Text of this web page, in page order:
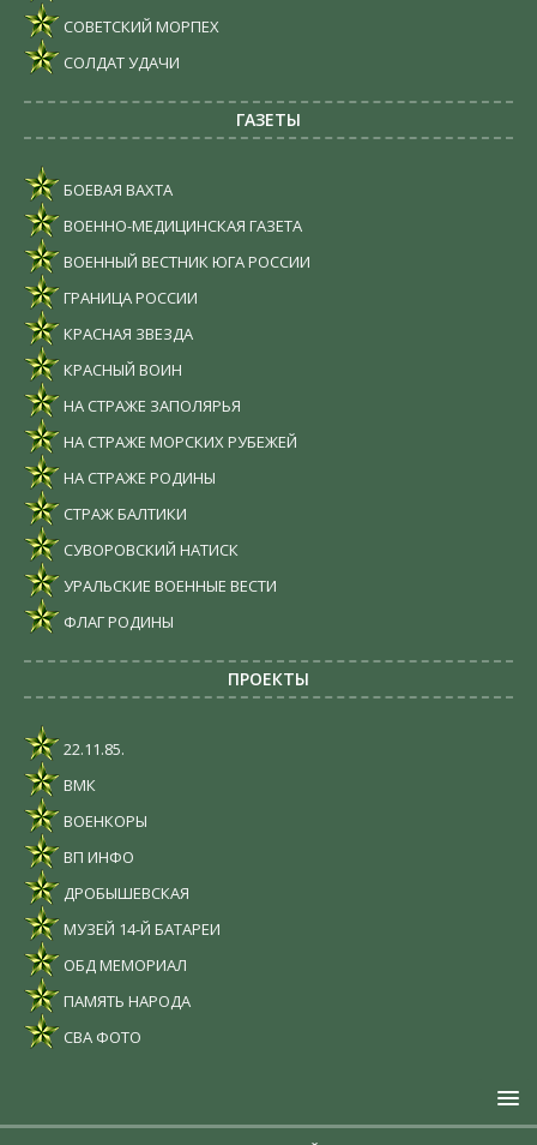
СОВЕТСКИЙ МОРПЕХ
СОЛДАТ УДАЧИ
ГАЗЕТЫ
БОЕВАЯ ВАХТА
ВОЕННО-МЕДИЦИНСКАЯ ГАЗЕТА
ВОЕННЫЙ ВЕСТНИК ЮГА РОССИИ
ГРАНИЦА РОССИИ
КРАСНАЯ ЗВЕЗДА
КРАСНЫЙ ВОИН
НА СТРАЖЕ ЗАПОЛЯРЬЯ
НА СТРАЖЕ МОРСКИХ РУБЕЖЕЙ
НА СТРАЖЕ РОДИНЫ
СТРАЖ БАЛТИКИ
СУВОРОВСКИЙ НАТИСК
УРАЛЬСКИЕ ВОЕННЫЕ ВЕСТИ
ФЛАГ РОДИНЫ
ПРОЕКТЫ
22.11.85.
ВМК
ВОЕНКОРЫ
ВП ИНФО
ДРОБЫШЕВСКАЯ
МУЗЕЙ 14-Й БАТАРЕИ
ОБД МЕМОРИАЛ
ПАМЯТЬ НАРОДА
СВА ФОТО